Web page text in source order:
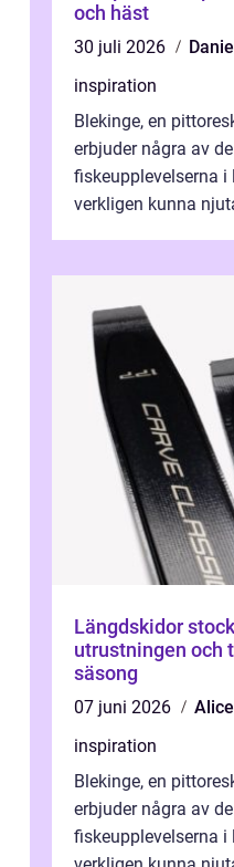
och häst
30 juli 2026
inspiration
Blekinge, en
erbjuder några av
fiskeupplevelserna
verkligen kunna
Längdskidor stockholm
utrustningen och
säsong
07 juni 2026
inspiration
Blekinge, en
erbjuder några av
fiskeupplevelserna